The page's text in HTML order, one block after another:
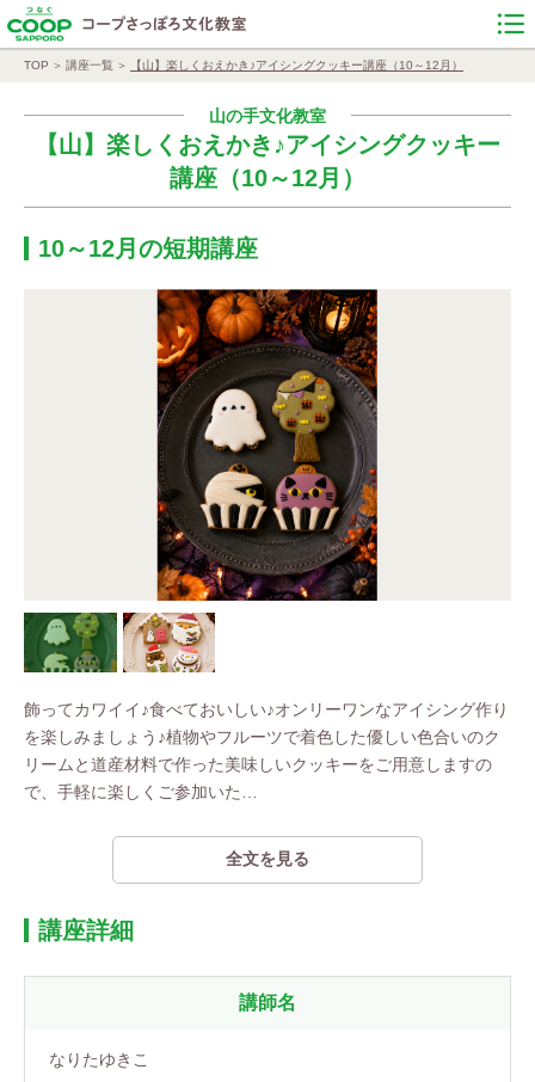
TOP 講座一覧 【山】楽しくおえかき♪アイシングクッキー講座（10～12月）
山の手文化教室
【山】楽しくおえかき♪アイシングクッキー
講座（10～12月）
10～12月の短期講座
飾ってカワイイ♪食べておいしい♪オンリーワンなアイシング作り
を楽しみましょう♪植物やフルーツで着色した優しい色合いのク
リームと道産材料で作った美味しいクッキーをご用意しますの
で、手軽に楽しくご参加いた
全文を見る
講座詳細
講師名
なりたゆきこ